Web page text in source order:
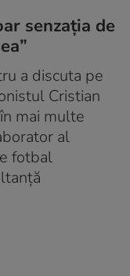
senzația de
a discuta pe
Cristian
mai multe
al
fotbal